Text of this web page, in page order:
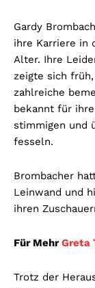
Gardy
ihre Karriere in
Alter. Ihre
zeigte sich
zahlreiche
bekannt für
stimmigen und
fesseln.
Brombacher
Leinwand und
ihren
Für MehrGreta
Trotz der